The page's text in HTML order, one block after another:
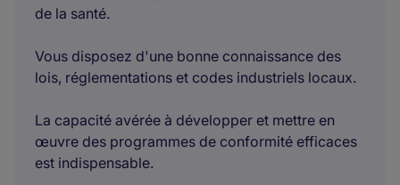
de la santé.
Vous disposez d'une bonne connaissance des
lois, réglementations et codes industriels locaux.
La capacité avérée à développer et mettre en
œuvre des programmes de conformité efficaces
est indispensable.